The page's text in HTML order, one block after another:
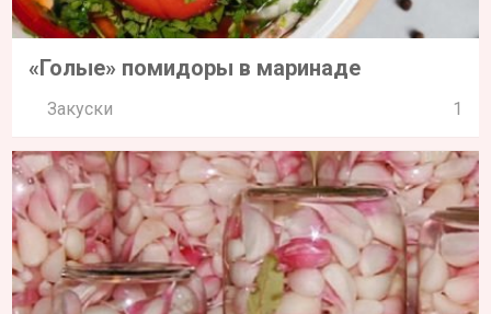
«Голые» помидоры в маринаде
Закуски 1